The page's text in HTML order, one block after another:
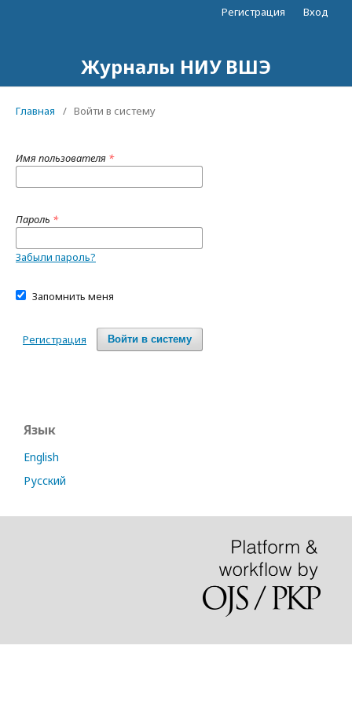
Журналы НИУ ВШЭ
Регистрация Вход
Главная / Войти в систему
Имя пользователя *
Пароль *
Забыли пароль?
Запомнить меня
Войти в систему
Регистрация
Язык
English
Русский